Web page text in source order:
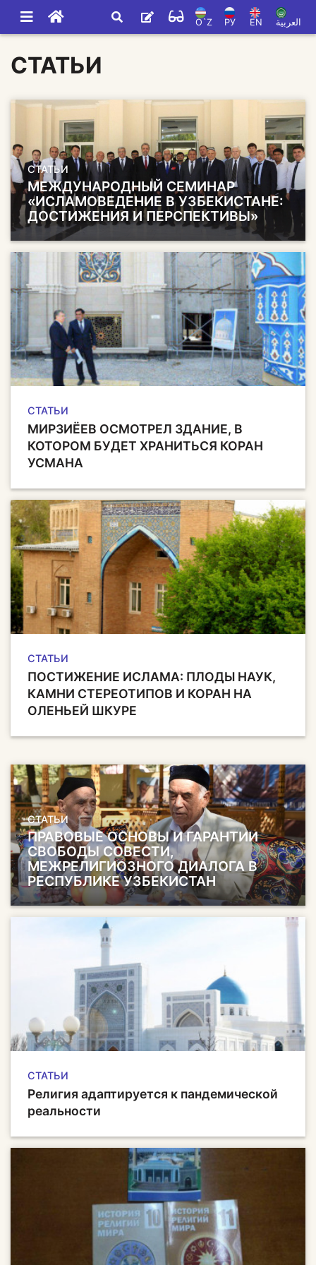
O`Z РУ EN العربية
СТАТЬИ
СТАТЬИ
МЕЖДУНАРОДНЫЙ СЕМИНАР
«ИСЛАМОВЕДЕНИЕ В УЗБЕКИСТАНЕ:
ДОСТИЖЕНИЯ И ПЕРСПЕКТИВЫ»
СТАТЬИ
МИРЗИЁЕВ ОСМОТРЕЛ ЗДАНИЕ, В
КОТОРОМ БУДЕТ ХРАНИТЬСЯ КОРАН
УСМАНА
СТАТЬИ
ПОСТИЖЕНИЕ ИСЛАМА: ПЛОДЫ НАУК,
КАМНИ СТЕРЕОТИПОВ И КОРАН НА
ОЛЕНЬЕЙ ШКУРЕ
СТАТЬИ
ПРАВОВЫЕ ОСНОВЫ И ГАРАНТИИ
СВОБОДЫ СОВЕСТИ,
МЕЖРЕЛИГИОЗНОГО ДИАЛОГА В
РЕСПУБЛИКЕ УЗБЕКИСТАН
СТАТЬИ
Религия адаптируется к пандемической
реальности